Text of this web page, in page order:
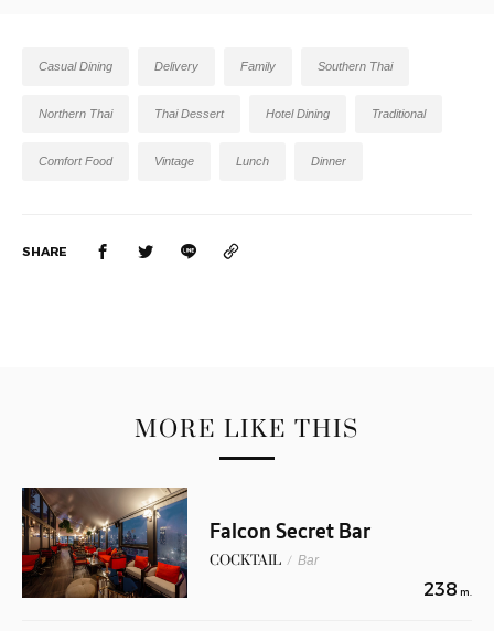
Casual Dining Delivery Family Southern Thai
Northern Thai Thai Dessert Hotel Dining Traditional
Comfort Food Vintage Lunch Dinner
SHARE
MORE LIKE THIS
Falcon Secret Bar
COCKTAIL / Bar
238 m.